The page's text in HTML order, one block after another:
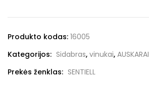
Pamiršote slaptažodį?
Produkto kodas: 16005
Kategorijos: Sidabras, vinukai, AUSKARAI
Prekės ženklas: SENTIELL